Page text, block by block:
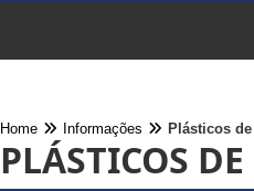
Home Informações Plásticos
PLÁSTICOS